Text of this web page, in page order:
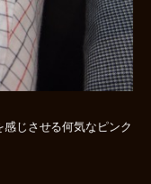
じさせる何気なピンク